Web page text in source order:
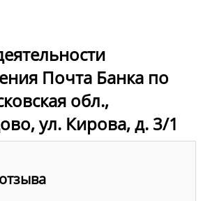
Почта Банка по
обл.,
ул. Кирова, д. 3/1